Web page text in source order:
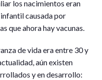
los nacimientos eran
causada por
que ahora hay vacunas.
de vida era entre 30 y
aún existen
y en desarrollo: